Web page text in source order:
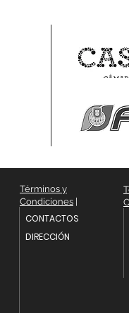
CONTACTOS
DIRECCIÓN
Términos y
Condiciones